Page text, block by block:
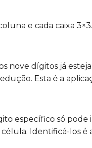
e cada caixa
nove dígitos já
Esta é a
específico só
Identificá-los é